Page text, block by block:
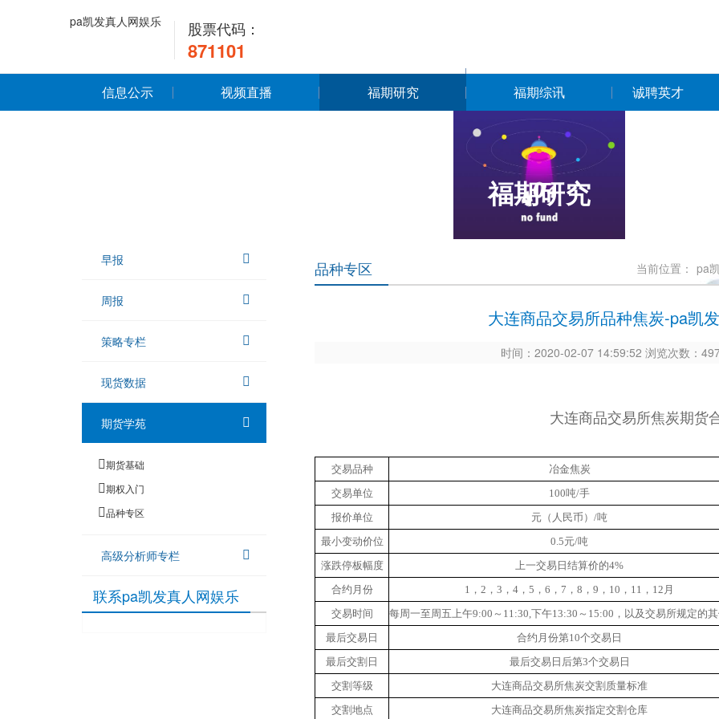
pa凯发真人网娱乐 股票代码：
871101
信息公示 视频直播 福期研究 福期综讯 诚聘英才
福期研究
早报
周报
策略专栏
现货数据
期货学苑
期货基础
期权入门
品种专区
高级分析师专栏
联系pa凯发真人网娱乐
品种专区 当前位置： pa
大连商品交易所品种焦炭-pa凯
时间：2020-02-07 14:59:52 浏览次数：
大连商品交易所焦炭期货
交易品种
冶金焦炭
交易单位
100吨/手
报价单位
元（人民币）/吨
最小变动价位
0.5元/吨
涨跌停板幅度
上一交易日结算价的4%
合约月份
1，2，3，4，5，6，7，8，9，10，11，12月
交易时间
每周一至周五上午9:00～11:30,下午13:30～15:00，以及交易所规定的
最后交易日
合约月份第10个交易日
最后交割日
最后交易日后第3个交易日
交割等级
大连商品交易所焦炭交割质量标准
交割地点
大连商品交易所焦炭指定交割仓库